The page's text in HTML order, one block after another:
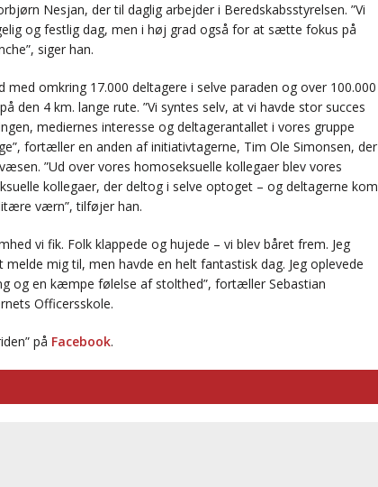
Nesjan, der til daglig arbejder i Beredskabsstyrelsen. ”Vi
og festlig dag, men i høj grad også for at sætte fokus på
siger han.
med omkring 17.000 deltagere i selve paraden og over 100.000
den 4 km. lange rute. ”Vi syntes selv, at vi havde stor succes
mediernes interesse og deltagerantallet i vores gruppe
fortæller en anden af initiativtagerne, Tim Ole Simonsen, der
”Ud over vores homoseksuelle kollegaer blev vores
kollegaer, der deltog i selve optoget – og deltagerne kom
værn”, tilføjer han.
vi fik. Folk klappede og hujede – vi blev båret frem. Jeg
mig til, men havde en helt fantastisk dag. Jeg oplevede
og en kæmpe følelse af stolthed”, fortæller Sebastian
Officersskole.
på Facebook.